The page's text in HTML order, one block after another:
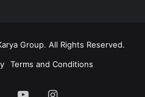
Group. All Rights Reserved.
Terms and Conditions